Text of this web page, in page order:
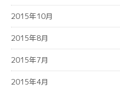
2015年10月
2015年8月
2015年7月
2015年4月